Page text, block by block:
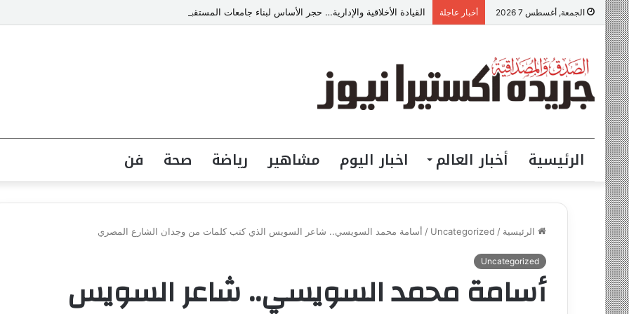
الجمعة, أغسطس 7 2026 أخبار عاجلة القيادة الأخلاقية والإدارية… حجر الأساس لبناء جامعات المستقبل
الرئيسية أخبار العالم اخبار اليوم مشاهير رياضة صحة فن
الرئيسية /
Uncategorized
/ أسامة محمد السويسي.. شاعر السويس الذي كتب كلمات من وجدان الشارع المصري
Uncategorized
أسامة محمد السويسي.. شاعر السويس